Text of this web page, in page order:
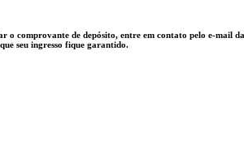
comprovante de depósito, entre em contato pelo e-mail
seu ingresso fique garantido.